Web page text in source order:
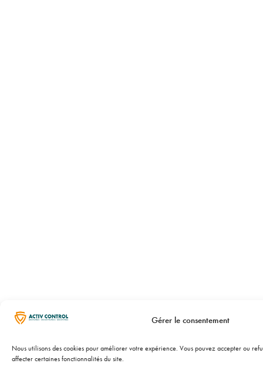
Gérer le consentement
Nous utilisons des cookies pour améliorer votre expérience. Vous pouvez accepter ou
affecter certaines fonctionnalités du site.